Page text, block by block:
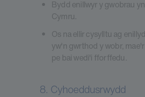
Bydd enillwyr y gwobrau
Cymru.
Os na ellir cysylltu ag
yw'n gwrthod y wobr,
pe bai wedi'i fforffedu.
8. Cyhoeddusrwydd